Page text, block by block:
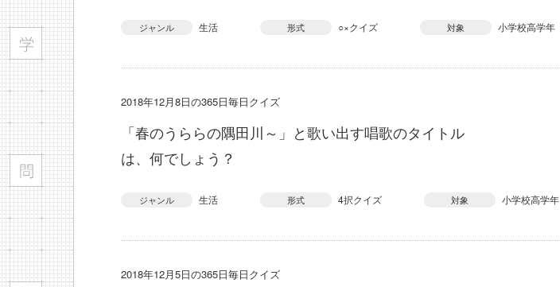
ジャンル 生活 形式 ○×クイズ 対象 小学校高学年
2018年12月8日の365日毎日クイズ
「春のうららの隅田川～」と歌い出す唱歌のタイトル
は、何でしょう？
ジャンル 生活 形式 4択クイズ 対象 小学校高学年
2018年12月5日の365日毎日クイズ